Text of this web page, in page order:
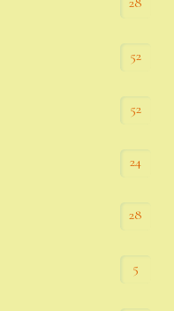
52
52
24
28
5